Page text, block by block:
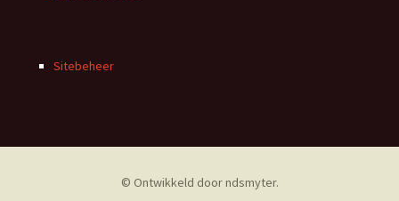
Sitebeheer
© Ontwikkeld doorndsmyter.